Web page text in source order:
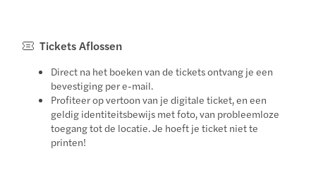
Tickets Aflossen
Direct na het boeken van de tickets ontvang je een
bevestiging per e-mail.
Profiteer op vertoon van je digitale ticket, en een
geldig identiteitsbewijs met foto, van probleemloze
toegang tot de locatie. Je hoeft je ticket niet te
printen!